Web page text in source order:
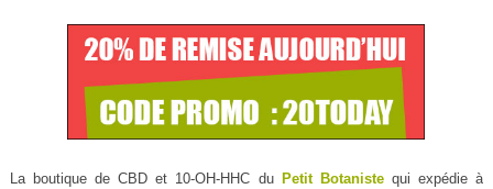
La boutique de CBD et 10-OH-HHC du Petit Botanistequi expédie à